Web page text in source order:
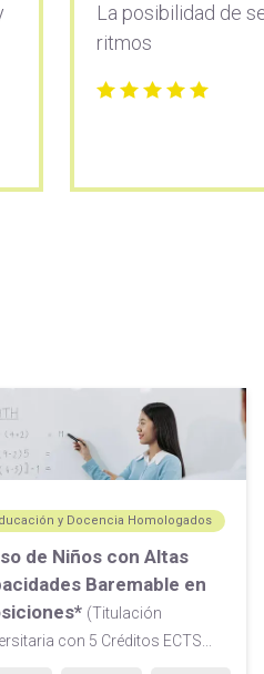
La posibilidad de
ritmos
y Docencia Homologados
de Niños con Altas
Baremable en
(Titulación
con 5 Créditos ECTS...